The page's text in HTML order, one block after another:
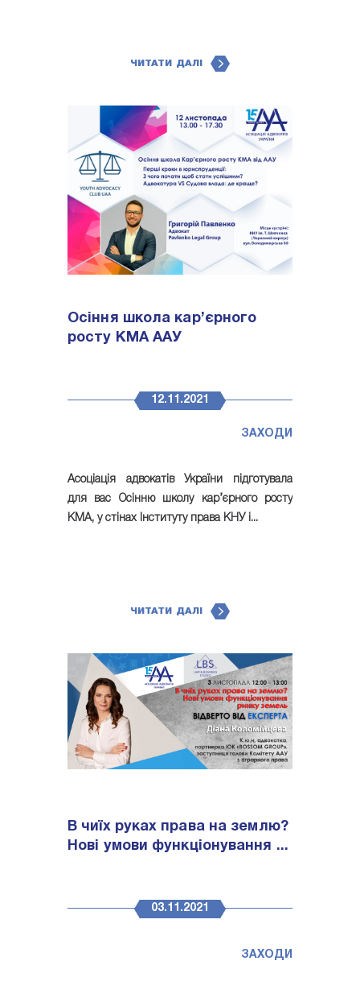
ЧИТАТИ ДАЛІ
Осіння школа кар’єрного
росту КМА ААУ
12.11.2021
ЗАХОДИ
Асоціація адвокатів України підготувала
для вас Осінню школу кар’єрного росту
КМА, у стінах Інституту права КНУ і...
ЧИТАТИ ДАЛІ
В чиїх руках права на землю?
Нові умови функціонування ...
03.11.2021
ЗАХОДИ